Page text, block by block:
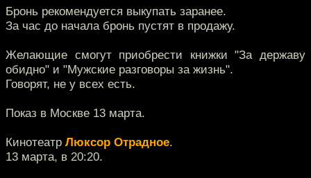
Бронь рекомендуется выкупать заранее.
За час до начала бронь пустят в продажу.
Желающие смогут приобрести книжки "За державу
обидно" и "Мужские разговоры за жизнь".
Говорят, не у всех есть.
Показ в Москве 13 марта.
Кинотеатр Люксор Отрадное.
13 марта, в 20:20.